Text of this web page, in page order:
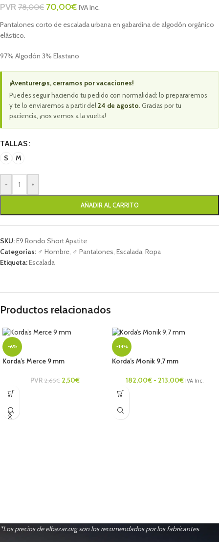
PVR 78,00€ 70,00€ IVA Inc.
Pantalones corto de escalada urbana en gabardina de algodón orgánico
elástico.
97% Algodón 3% Elastano
¡Aventurer@s, cerramos por vacaciones!
Puedes seguir haciendo tu pedido con normalidad: lo prepararemos
y te lo enviaremos a partir del24 de agosto . Gracias por tu
paciencia, ¡nos vemos a la vuelta!
TALLAS
S M
- +
AÑADIR AL CARRITO
SKU:E9 Rondo Short Apatite
Categorías: ♂ Hombre ♂ Pantalones Escalada Ropa
Etiqueta:Escalada
Productos relacionados
-6%
Korda’s Merce 9 mm
PVR 2,65€ 2,50€
-14%
Korda’s Monik 9,7 mm
182,00€ - 213,00€ IVA Inc.
*Los precios de elbazar.org son los recomendados por los fabricantes.